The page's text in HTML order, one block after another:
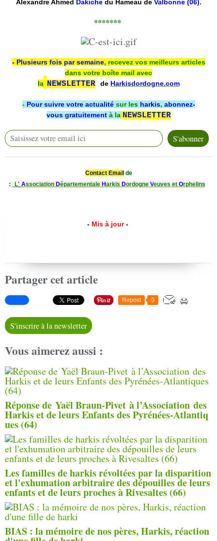
Alexandre Ahmed Dakiche du Hameau deValbonne (06).
*******
- Plusieurs fois par semaine, recevez vos meilleurs articles
dans votre boîte mail avec
la NEWSLETTER de Harkisdordogne.com
- Pour suivre votre actualité sur les harkis, abonnez-
vous gratuitement à la NEWSLETTER
Contact Email de
:
L' AssociationDépartementaleHarkis DordogneVeuves et Orphelins
- Mis à jour -
Partager cet article
Repost 0
S'inscrire à la newsletter
Vous aimerez aussi :
Réponse de Yaël Braun-Pivet à l’Association des
Harkis et de leurs Enfants des Pyrénées-Atlantiq
ues (64)
Les familles de harkis révoltées par la disparition
et l'exhumation arbitraire des dépouilles de leurs
enfants et de leurs proches à Rivesaltes (66)
BIAS : la mémoire de nos pères, Harkis, réaction